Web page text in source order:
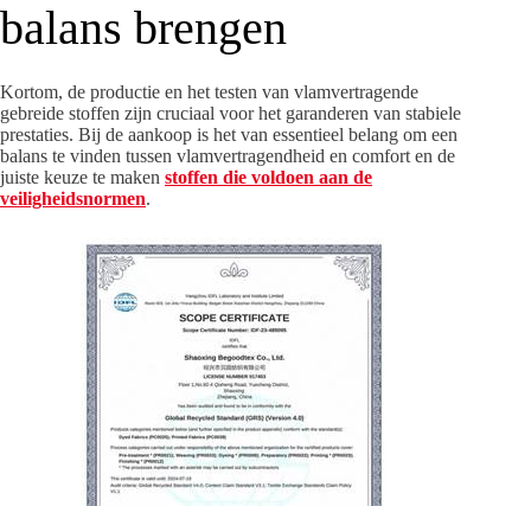
balans brengen
Kortom, de productie en het testen van vlamvertragende
gebreide stoffen zijn cruciaal voor het garanderen van stabiele
prestaties. Bij de aankoop is het van essentieel belang om een ​​
balans te vinden tussen vlamvertragendheid en comfort en de
juiste keuze te maken stoffen die voldoen aan de
veiligheidsnormen.